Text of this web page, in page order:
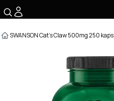
SWANSON Cat's Claw 500mg 250 kaps.